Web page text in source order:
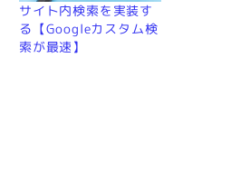
サイト内検索を実装す
る【Googleカスタム検
索が最速】